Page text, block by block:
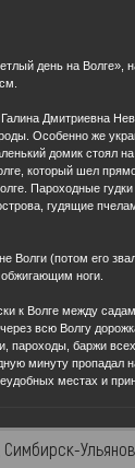
в
Симбирск-
день на Волге»,
Дмитриевна
Особенно же
домик стоял
который шел
Пароходные
гудящие
Волги (потом его
ноги.
к Волге между
всю Волгу
пароходы, баржи
минуту пропадал
местах и